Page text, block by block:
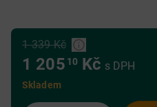
1 339 Kč
1 205 10 Kč s DPH
Skladem